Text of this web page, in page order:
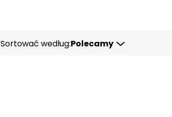
Sortować według:Polecamy